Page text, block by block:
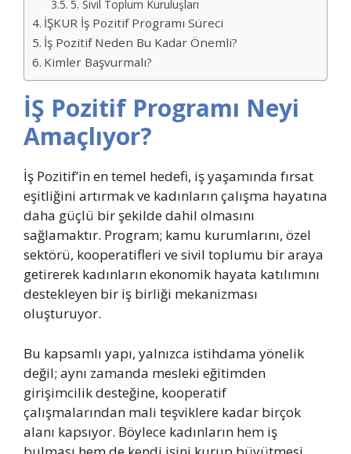
5. Sivil Toplum Kuruluşları
İŞKUR İş Pozitif Programı Süreci
İş Pozitif Neden Bu Kadar Önemli?
Kimler Başvurmalı?
İŞ Pozitif Programı Neyi
Amaçlıyor?
İş Pozitif’in en temel hedefi, iş yaşamında fırsat
eşitliğini artırmak ve kadınların çalışma hayatına
daha güçlü bir şekilde dahil olmasını
sağlamaktır. Program; kamu kurumlarını, özel
sektörü, kooperatifleri ve sivil toplumu bir araya
getirerek kadınların ekonomik hayata katılımını
destekleyen bir iş birliği mekanizması
oluşturuyor.
Bu kapsamlı yapı, yalnızca istihdama yönelik
değil; aynı zamanda mesleki eğitimden
girişimcilik desteğine, kooperatif
çalışmalarından mali teşviklere kadar birçok
alanı kapsıyor. Böylece kadınların hem iş